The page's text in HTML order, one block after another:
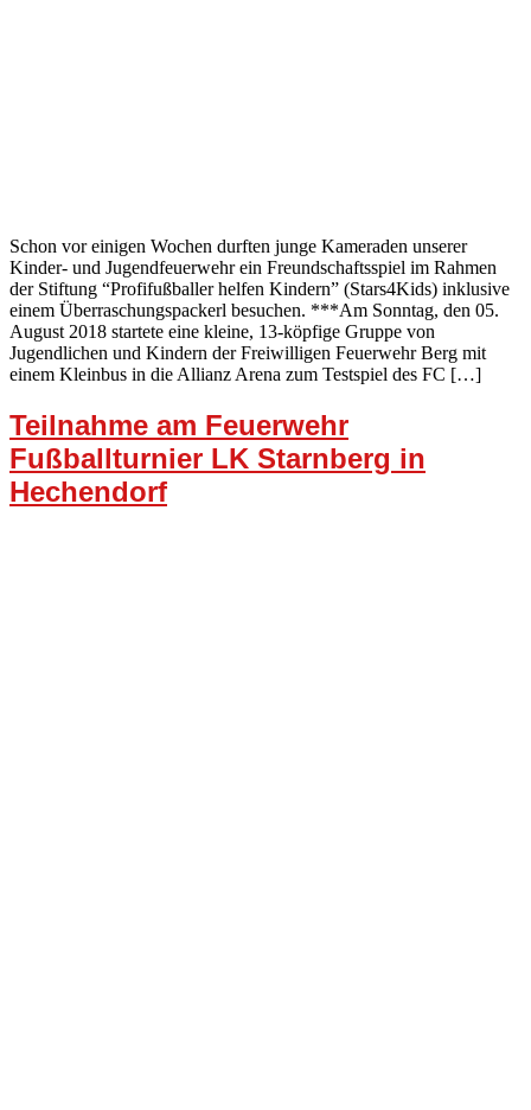
Schon vor einigen Wochen durften junge Kameraden unserer
Kinder- und Jugendfeuerwehr ein Freundschaftsspiel im Rahmen
der Stiftung “Profifußballer helfen Kindern” (Stars4Kids) inklusive
einem Überraschungspackerl besuchen. ***Am Sonntag, den 05.
August 2018 startete eine kleine, 13-köpfige Gruppe von
Jugendlichen und Kindern der Freiwilligen Feuerwehr Berg mit
einem Kleinbus in die Allianz Arena zum Testspiel des FC […]
Teilnahme am Feuerwehr
Fußballturnier LK Starnberg in
Hechendorf